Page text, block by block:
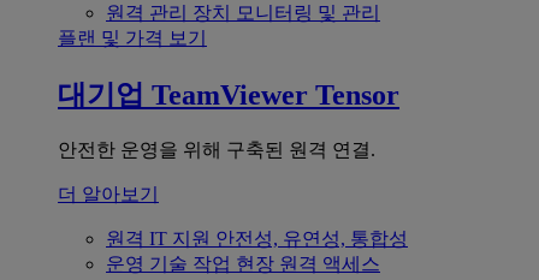
원격 관리 장치 모니터링 및 관리
플랜 및 가격 보기
대기업 TeamViewer Tensor
안전한 운영을 위해 구축된 원격 연결.
더 알아보기
원격 IT 지원 안전성, 유연성, 통합성
운영 기술 작업 현장 원격 액세스